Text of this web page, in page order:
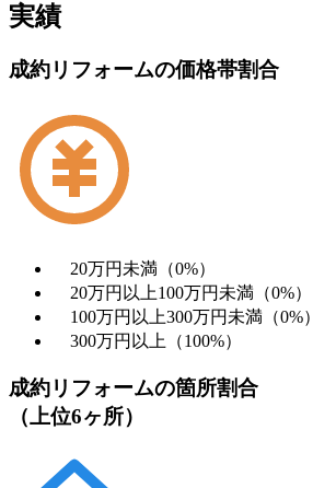
実績
成約リフォームの価格帯割合
20万円未満（0%）
20万円以上100万円未満（0%）
100万円以上300万円未満（0%）
300万円以上（100%）
成約リフォームの箇所割合
（上位6ヶ所）